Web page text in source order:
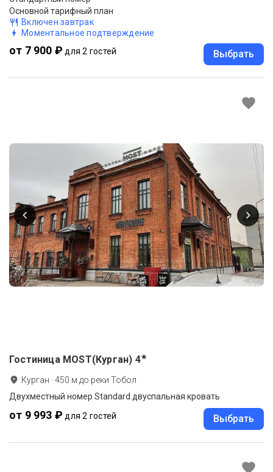
Основной тарифный план
Включен завтрак
Моментальное подтверждение
от 7 900 ₽ для 2 гостей Выбрать
Гостиница MOST(Курган) 4★
Курган ·450 м до реки Тобол
Двухместный номер Standard двуспальная кровать
от 9 993 ₽ для 2 гостей Выбрать